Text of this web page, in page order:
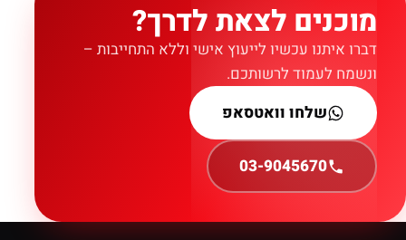
מוכנים לצאת לדרך?
דברו איתנו עכשיו לייעוץ אישי וללא התחייבות –
ונשמח לעמוד לרשותכם.
שלחו וואטסאפ
03-9045670